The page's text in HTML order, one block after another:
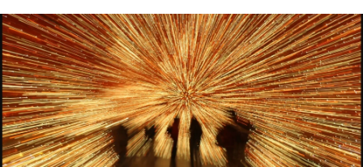
THẾ GIỚI
THỂ THAO
GIÁO DỤC
Y TẾ